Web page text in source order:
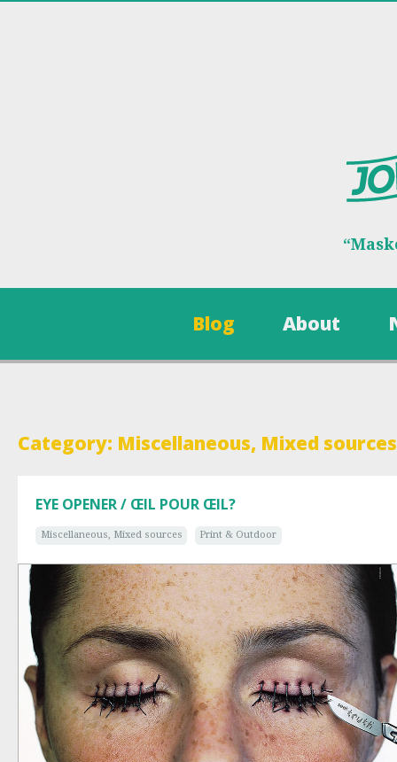
Blog About
Category: Miscellaneous, Mixed sources
EYE OPENER / ŒIL POUR ŒIL?
Miscellaneous, Mixed sources Print & Outdoor